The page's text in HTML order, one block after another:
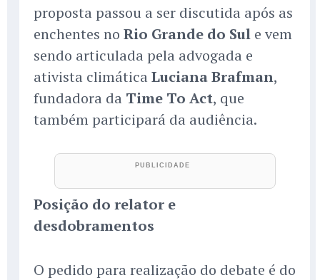
proposta passou a ser discutida após as
enchentes no Rio Grande do Sul e vem
sendo articulada pela advogada e
ativista climática Luciana Brafman,
fundadora da Time To Act, que
também participará da audiência.
Posição do relator e
desdobramentos
O pedido para realização do debate é do